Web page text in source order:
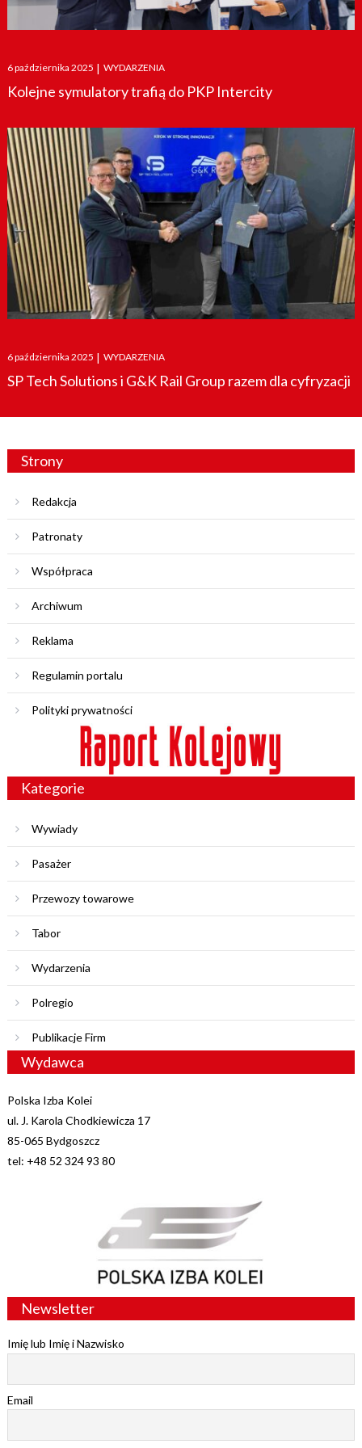
Posted
on
6 października 2025 | WYDARZENIA
Kolejne symulatory trafią do PKP Intercity
Posted
on
6 października 2025 | WYDARZENIA
SP Tech Solutions i G&K Rail Group razem dla cyfryzacji
Strony
Redakcja
Patronaty
Współpraca
Archiwum
Reklama
Regulamin portalu
Polityki prywatności
Kategorie
Wywiady
Pasażer
Przewozy towarowe
Tabor
Wydarzenia
Polregio
Publikacje Firm
Wydawca
Polska Izba Kolei
ul. J. Karola Chodkiewicza 17
85-065 Bydgoszcz
tel: +48 52 324 93 80
Newsletter
Imię lub Imię i Nazwisko
Email